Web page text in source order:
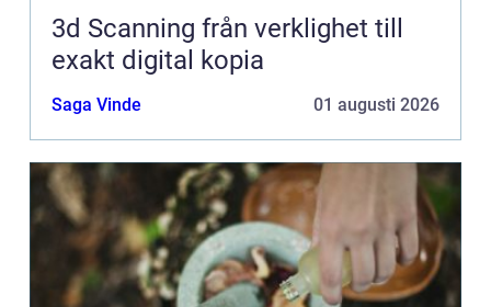
3d Scanning från verklighet till
exakt digital kopia
Saga Vinde 01 augusti 2026